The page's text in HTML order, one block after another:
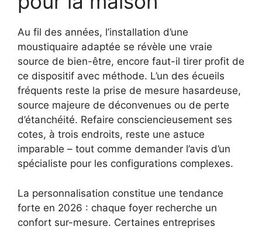
Au fil des années, l’installation d’une
moustiquaire adaptée se révèle une vraie
source de bien-être, encore faut-il tirer profit de
ce dispositif avec méthode. L’un des écueils
fréquents reste la prise de mesure hasardeuse,
source majeure de déconvenues ou de perte
d’étanchéité. Refaire consciencieusement ses
cotes, à trois endroits, reste une astuce
imparable – tout comme demander l’avis d’un
spécialiste pour les configurations complexes.
La personnalisation constitue une tendance
forte en 2026 : chaque foyer recherche un
confort sur-mesure. Certaines entreprises